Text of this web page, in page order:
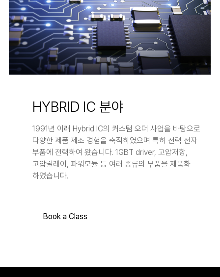
HYBRID IC 분야
1991년 이래 Hybrid IC의 커스텀 오더 사업을 바탕으로
다양한 제품 제조 경험을 축적하였으며 특히 전력 전자
부품에 전력하여 왔습니다. 1GBT driver, 고압저항,
고압릴레이, 파워모듈 등 여러 종류의 부품을 제품화
하였습니다.
Book a Class